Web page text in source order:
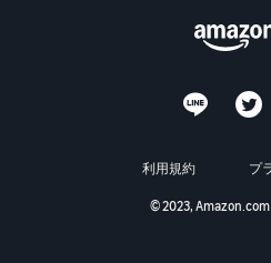
利用規約 プ
© 2023, Amazon.com